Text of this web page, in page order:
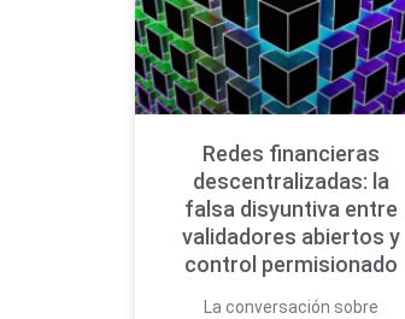
Redes financieras
descentralizadas: la
falsa disyuntiva entre
validadores abiertos y
control permisionado
La conversación sobre